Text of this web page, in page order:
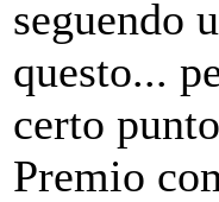
seguendo
questo...
certo
Premio